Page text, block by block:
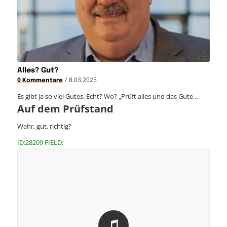
Alles? Gut?
0 Kommentare / 8.03.2025
Es gibt ja so viel Gutes. Echt? Wo? „Prüft alles und das Gute…
Auf dem Prüfstand
Wahr, gut, richtig?
ID:28209 FIELD: